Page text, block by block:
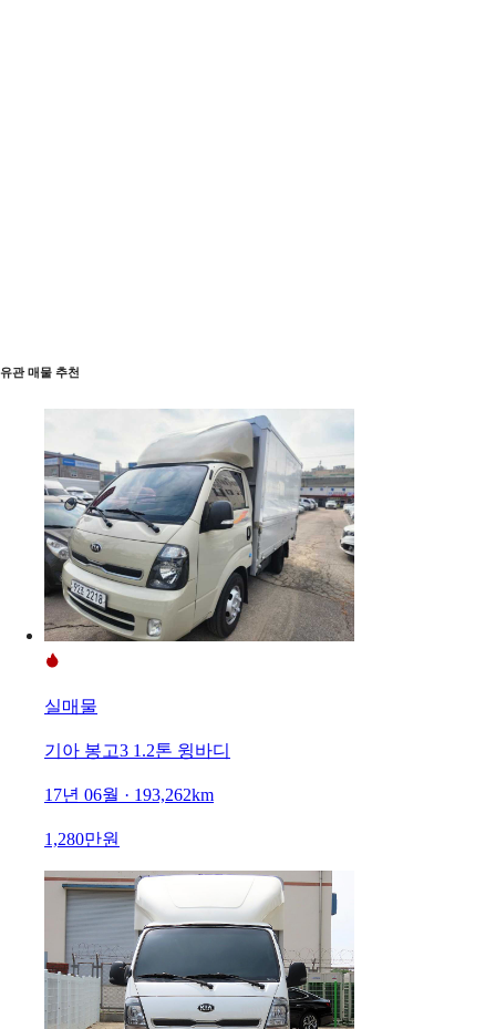
유관 매물 추천
실매물
기아 봉고3 1.2톤 윙바디
17년 06월 · 193,262km
1,280만원